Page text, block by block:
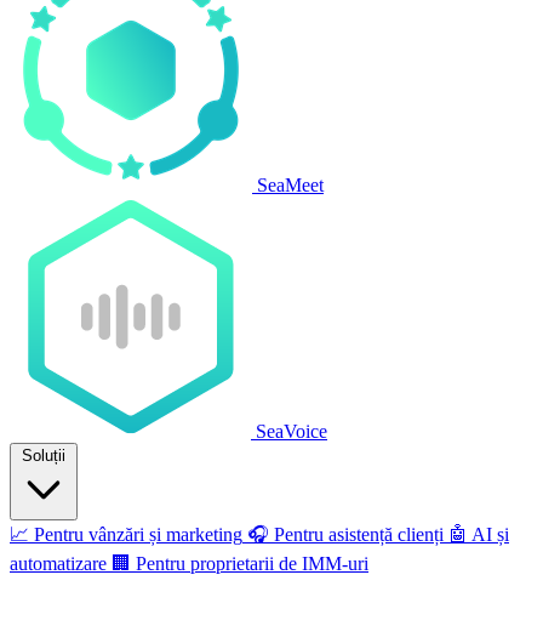
SeaMeet
SeaVoice
Soluții
📈 Pentru vânzări și marketing 🎧 Pentru asistență clienți 🤖 AI și
automatizare 🏢 Pentru proprietarii de IMM-uri